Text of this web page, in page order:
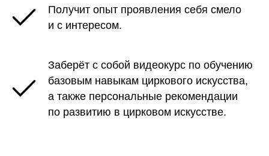
Получит опыт проявления себя смело
и с интересом.
Заберёт с собой видеокурс по обучению
базовым навыкам циркового искусства,
а также персональные рекомендации
по развитию в цирковом искусстве.